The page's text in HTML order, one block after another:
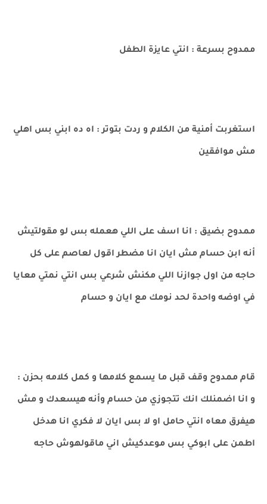
ممدوح بسرعة : انتي عايزة الطفل
استغربت أمنية من الكلام و ردت بتوتر : اه ده ابني بس اهلي
مش موافقين
ممدوح بضيق : انا اسف على اللي هعمله بس لو مقولتيش
أنه ابن حسام مش ايان انا مضطر اقول لعاصم على كل
حاجه من اول جوازنا اللي مكنش شرعي بس انتي نمتي معايا
في اوضه واحدة لحد نومك مع ايان و حسام
قام ممدوح وقف قبل ما يسمع كلامها و كمل كلامه بحزن :
و انا اضمنلك انك تتجوزي من حسام وأنه هيسعدك و مش
هيفرق معاه انتي حامل او لا بس ايان لا فكري انا هدخل
اطمن على ابوكي بس موعدكيش اني ماقولهوش حاجه